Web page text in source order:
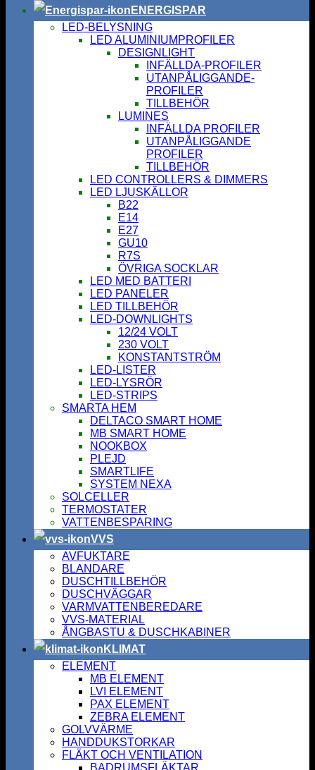
ENERGISPAR
LED-BELYSNING
LED ALUMINIUMPROFILER
DESIGNLIGHT
INFÄLLDA-PROFILER
UTANPÅLIGGANDE-
PROFILER
TILLBEHÖR
LUMINES
INFÄLLDA PROFILER
UTANPÅLIGGANDE
PROFILER
TILLBEHÖR
LED CONTROLLERS & DIMMERS
LED LJUSKÄLLOR
B22
E14
E27
GU10
R7S
ÖVRIGA SOCKLAR
LED MED BATTERI
LED PANELER
LED TILLBEHÖR
LED-DOWNLIGHTS
12/24 VOLT
230 VOLT
KONSTANTSTRÖM
LED-LISTER
LED-LYSRÖR
LED-STRIPS
SMARTA HEM
DELTACO SMART HOME
MB SMART HOME
NOOKBOX
PLEJD
SMARTLIFE
SYSTEM NEXA
SOLCELLER
TERMOSTATER
VATTENBESPARING
VVS
AVFUKTARE
BLANDARE
DUSCHTILLBEHÖR
DUSCHVÄGGAR
VARMVATTENBEREDARE
VVS-MATERIAL
ÅNGBASTU & DUSCHKABINER
KLIMAT
ELEMENT
MB ELEMENT
LVI ELEMENT
PAX ELEMENT
ZEBRA ELEMENT
GOLVVÄRME
HANDDUKSTORKAR
FLÄKT OCH VENTILATION
BADRUMSFLÄKTAR